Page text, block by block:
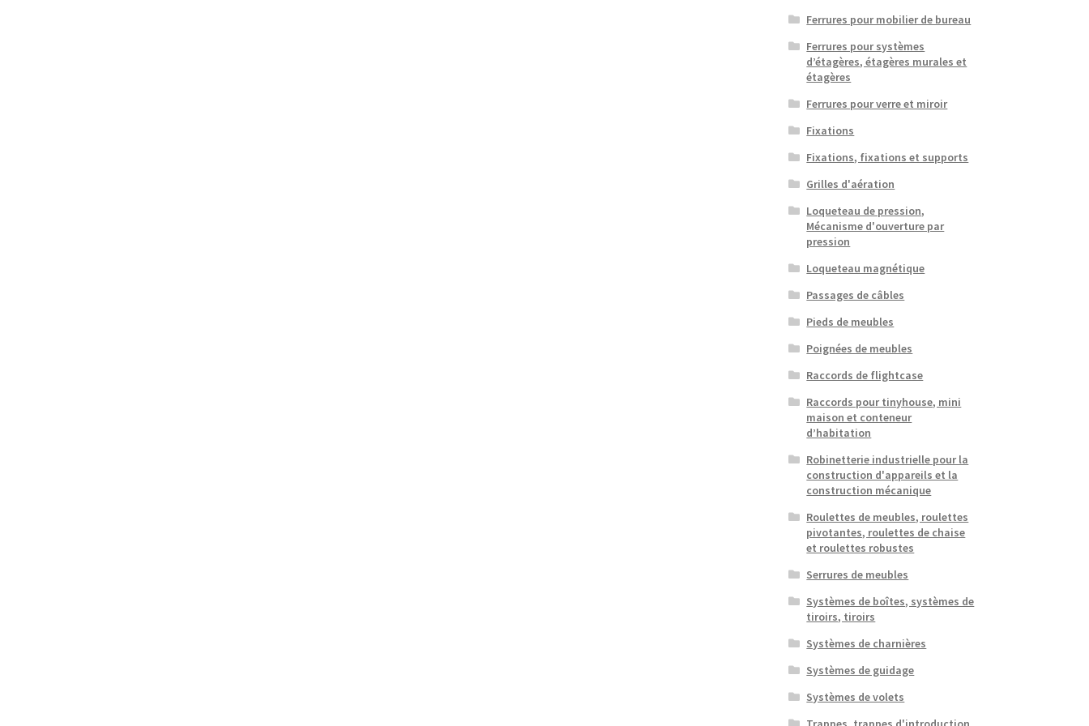
Ferrures pour mobilier de bureau
Ferrures pour systèmes
d’étagères, étagères murales et
étagères
Ferrures pour verre et miroir
Fixations
Fixations, fixations et supports
Grilles d'aération
Loqueteau de pression,
Mécanisme d'ouverture par
pression
Loqueteau magnétique
Passages de câbles
Pieds de meubles
Poignées de meubles
Raccords de flightcase
Raccords pour tinyhouse, mini
maison et conteneur
d’habitation
Robinetterie industrielle pour la
construction d'appareils et la
construction mécanique
Roulettes de meubles, roulettes
pivotantes, roulettes de chaise
et roulettes robustes
Serrures de meubles
Systèmes de boîtes, systèmes de
tiroirs, tiroirs
Systèmes de charnières
Systèmes de guidage
Systèmes de volets